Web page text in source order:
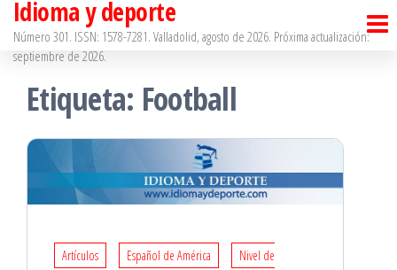
Idioma y deporte
Número 301. ISSN: 1578-7281. Valladolid, agosto de 2026. Próxima actualización:
septiembre de 2026.
Etiqueta: Football
Artículos Español de América
Nivel de